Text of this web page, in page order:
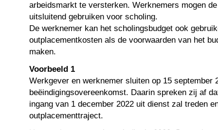
arbeidsmarkt te versterken. Werknemers mogen
uitsluitend gebruiken voor scholing.
De werknemer kan het scholingsbudget ook
outplacementkosten als de voorwaarden van het
maken.
Voorbeeld 1
Werkgever en werknemer sluiten op 15 september
beëindigingsovereenkomst. Daarin spreken zij af
ingang van 1 december 2022 uit dienst zal treden
outplacementtraject.